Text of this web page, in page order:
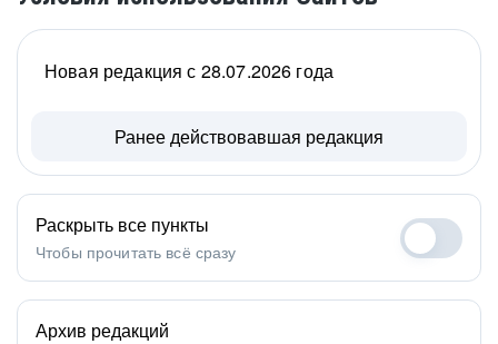
Новая редакция с 28.07.2026 года
Ранее действовавшая редакция
Раскрыть все пункты
Чтобы прочитать всё сразу
Архив редакций